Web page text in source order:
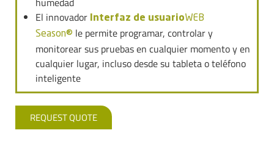
El innovador
Interfaz de usuarioWEB
Season® le permite programar, controlar y
monitorear sus pruebas en cualquier momento y en
cualquier lugar, incluso desde su tableta o teléfono
inteligente
REQUEST QUOTE